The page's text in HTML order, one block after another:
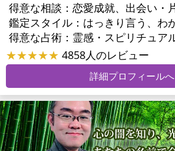
得意な相談：
鑑定スタイル：
得意な占術：
★★★★★ 4858人のレビュー
詳細プロフィールへ